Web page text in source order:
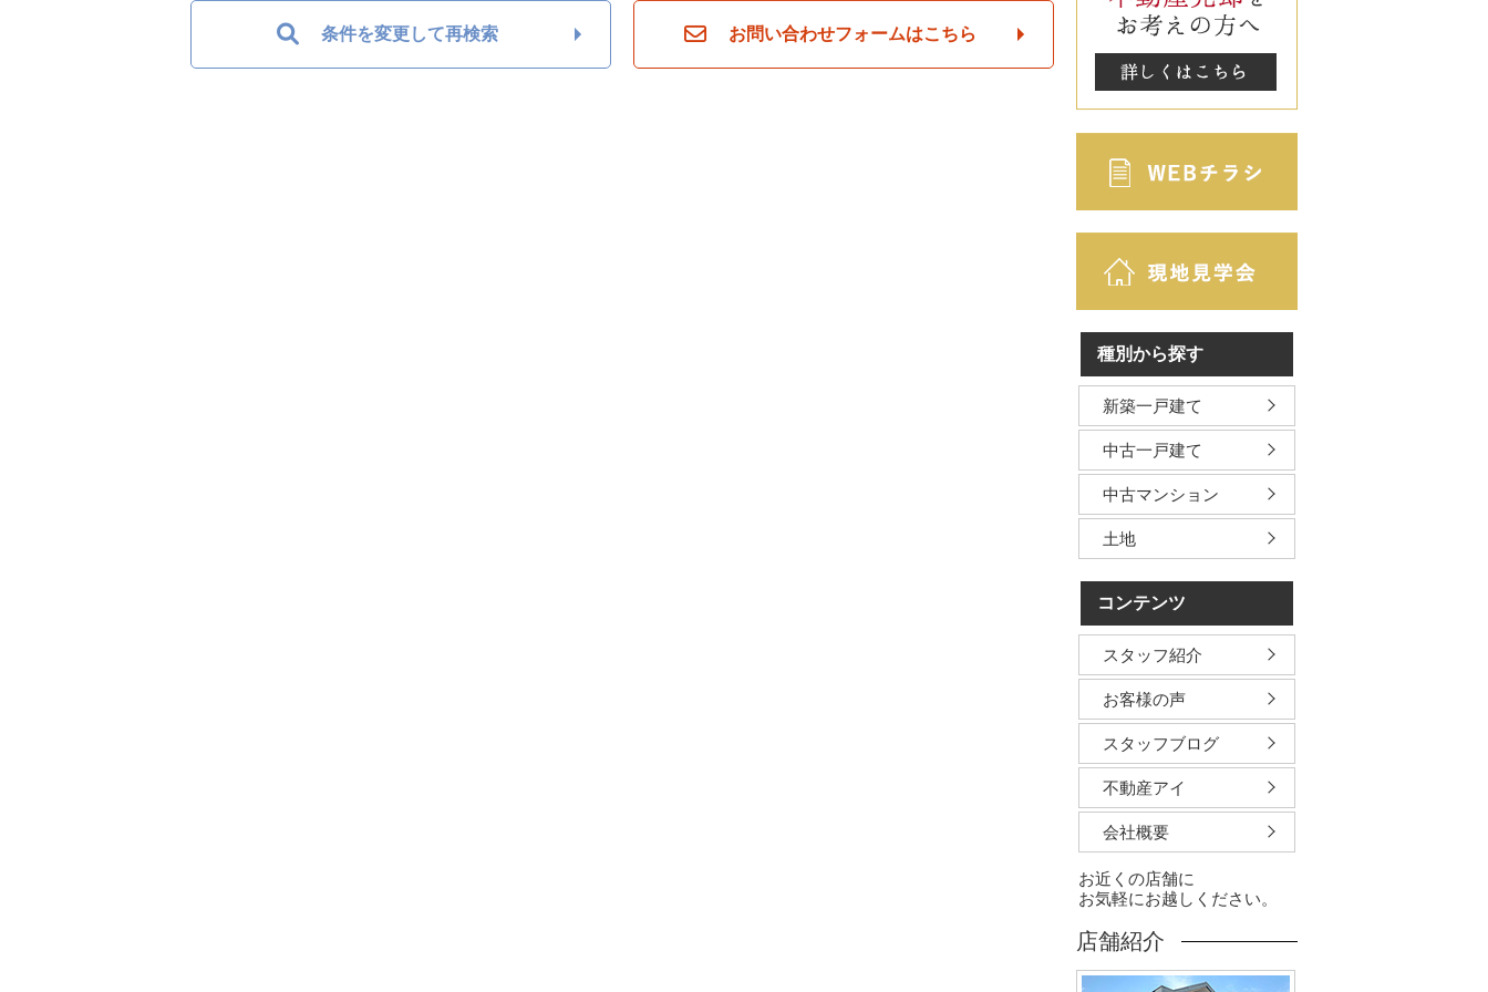
条件を変更して再検索 お問い合わせフォームはこちら
種別から探す
新築一戸建て
中古一戸建て
中古マンション
土地
コンテンツ
スタッフ紹介
お客様の声
スタッフブログ
不動産アイ
会社概要
お近くの店舗に
お気軽にお越しください。
店舗紹介